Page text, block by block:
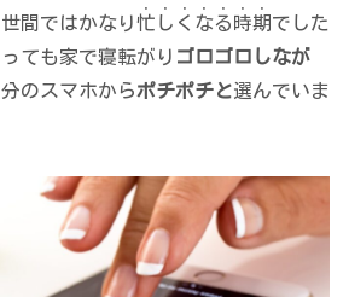
間ではかなり忙しくなる時期
・・・・・・・
でした
ても家で寝転がり ゴロゴロしなが
のスマホからポチポチと選んでいま